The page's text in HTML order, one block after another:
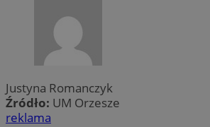
Justyna Romanczyk
Źródło: UM Orzesze
reklama